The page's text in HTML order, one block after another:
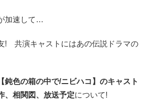
加速して…
! 共演キャストにはあの伝説ドラマの
鈍色の箱の中で/ニビハコ】のキャスト
、相関図、放送予定について!